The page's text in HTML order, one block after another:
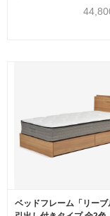
ベッドフレーム「リーブ